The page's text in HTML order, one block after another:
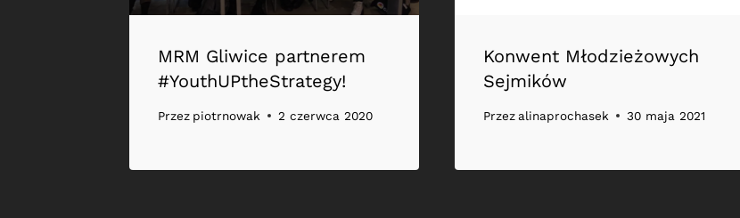
MRM Gliwice partnerem
#YouthUPtheStrategy!
Przez piotrnowak 2 czerwca 2020
Konwent Młodzieżowych
Sejmików
Przez alinaprochasek 30 maja 2021